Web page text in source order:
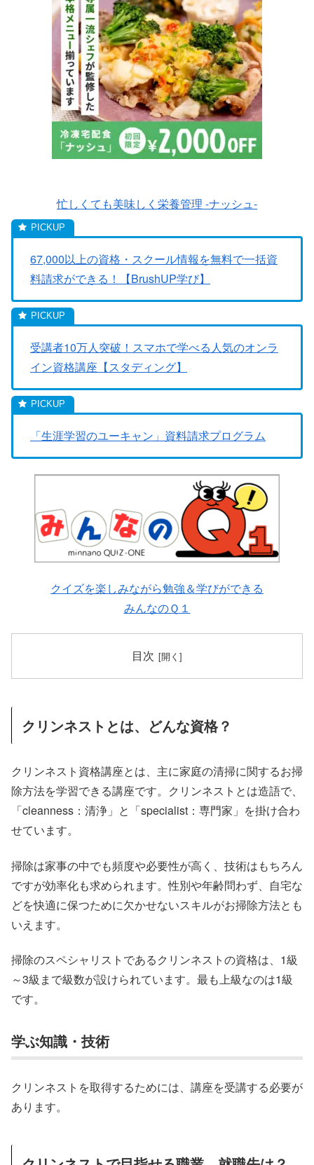
忙しくても美味しく栄養管理 -ナッシュ-
67,000以上の資格・スクール情報を無料で一括資
料請求ができる！【BrushUP学び】
受講者10万人突破！スマホで学べる人気のオンラ
イン資格講座【スタディング】
「生涯学習のユーキャン」資料請求プログラム
クイズを楽しみながら勉強＆学びができる
みんなのＱ１
目次
クリンネストとは、どんな資格？
クリンネスト資格講座とは、主に家庭の清掃に関するお掃
除方法を学習できる講座です。クリンネストとは造語で、
「cleanness：清浄」と「specialist：専門家」を掛け合わ
せています。
掃除は家事の中でも頻度や必要性が高く、技術はもちろん
ですが効率化も求められます。性別や年齢問わず、自宅な
どを快適に保つために欠かせないスキルがお掃除方法とも
いえます。
掃除のスペシャリストであるクリンネストの資格は、1級
～3級まで級数が設けられています。最も上級なのは1級
です。
学ぶ知識・技術
クリンネストを取得するためには、講座を受講する必要が
あります。